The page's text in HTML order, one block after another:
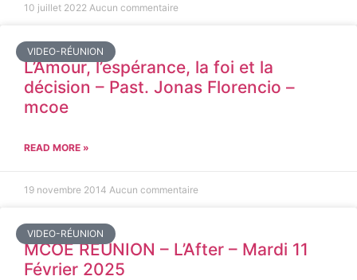
10 juillet 2022 Aucun commentaire
VIDEO-RÉUNION
L’Amour, l’espérance, la foi et la
décision – Past. Jonas Florencio –
mcoe
READ MORE »
19 novembre 2014 Aucun commentaire
VIDEO-RÉUNION
MCOE REUNION – L’After – Mardi 11
Février 2025